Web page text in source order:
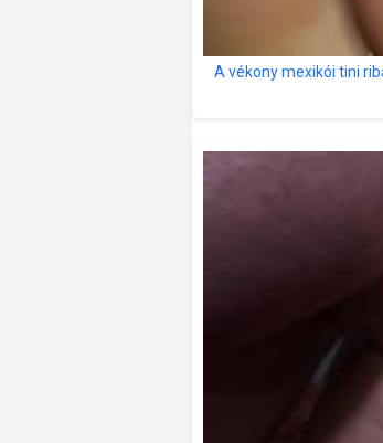
A vékony mexikói tini